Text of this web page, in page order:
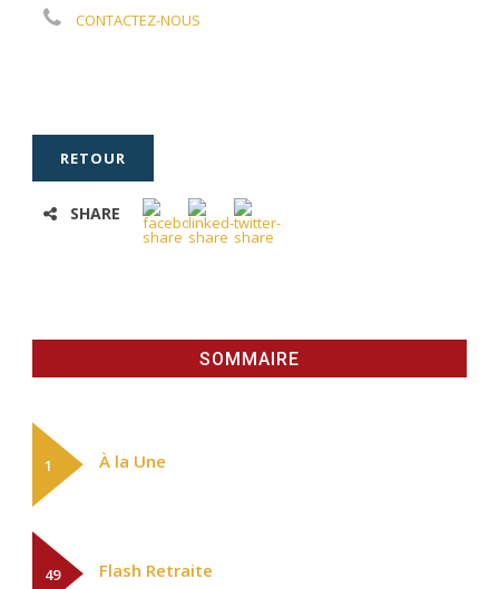
CONTACTEZ-NOUS
RETOUR
SHARE
SOMMAIRE
À la Une
1
Flash Retraite
49